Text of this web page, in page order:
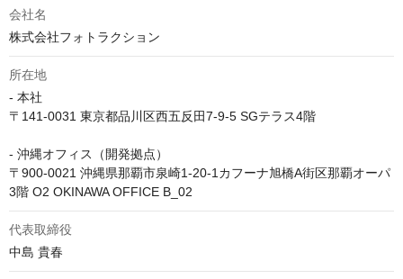
会社名
株式会社フォトラクション
所在地
- 本社
〒141-0031 東京都品川区西五反田7-9-5 SGテラス4階
- 沖縄オフィス（開発拠点）
〒900-0021 沖縄県那覇市泉崎1-20-1カフーナ旭橋A街区那覇オーパ
3階 O2 OKINAWA OFFICE B_02
代表取締役
中島 貴春